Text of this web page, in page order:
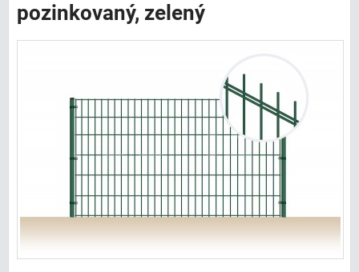
pozinkovaný, zelený